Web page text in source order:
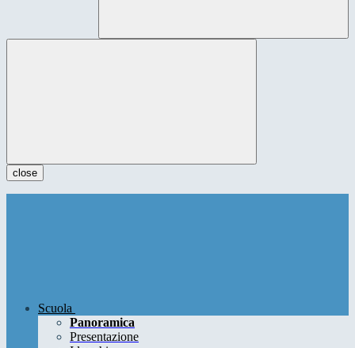
close
Scuola
Panoramica
Presentazione